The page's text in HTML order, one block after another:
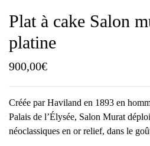
Plat à cake Salon
platine
900,00€
Créée par Haviland en 1893 en
Palais de l’Élysée, Salon Murat
néoclassiques en or relief, dans le